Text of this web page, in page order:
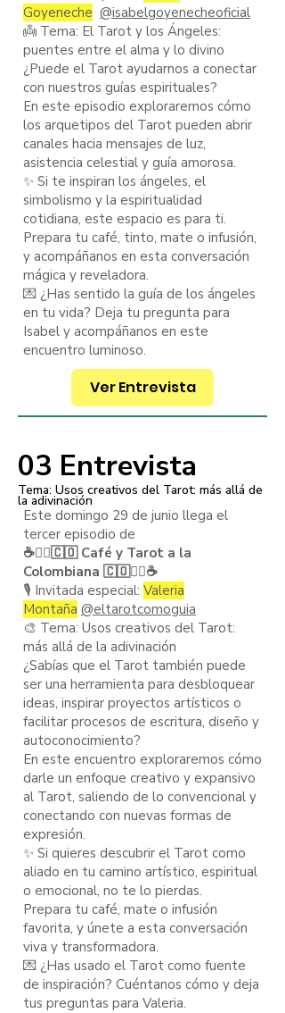
Goyeneche @isabelgoyenecheoficial
👼 Tema: El Tarot y los Ángeles:
puentes entre el alma y lo divino
¿Puede el Tarot ayudarnos a conectar
con nuestros guías espirituales?
En este episodio exploraremos cómo
los arquetipos del Tarot pueden abrir
canales hacia mensajes de luz,
asistencia celestial y guía amorosa.
✨ Si te inspiran los ángeles, el
simbolismo y la espiritualidad
cotidiana, este espacio es para ti.
Prepara tu café, tinto, mate o infusión,
y acompáñanos en esta conversación
mágica y reveladora.
💌 ¿Has sentido la guía de los ángeles
en tu vida? Deja tu pregunta para
Isabel y acompáñanos en este
encuentro luminoso.
Ver Entrevista
03 Entrevista
Tema: Usos creativos del Tarot: más allá de
la adivinación
Este domingo 29 de junio llega el
tercer episodio de
☕️🧙‍♂️🇨🇴 Café y Tarot a la
Colombiana 🇨🇴🧙‍♂️☕️
🎙️ Invitada especial: Valeria
Montaña @eltarotcomoguia
🎨 Tema: Usos creativos del Tarot:
más allá de la adivinación
¿Sabías que el Tarot también puede
ser una herramienta para desbloquear
ideas, inspirar proyectos artísticos o
facilitar procesos de escritura, diseño y
autoconocimiento?
En este encuentro exploraremos cómo
darle un enfoque creativo y expansivo
al Tarot, saliendo de lo convencional y
conectando con nuevas formas de
expresión.
✨ Si quieres descubrir el Tarot como
aliado en tu camino artístico, espiritual
o emocional, no te lo pierdas.
Prepara tu café, mate o infusión
favorita, y únete a esta conversación
viva y transformadora.
💌 ¿Has usado el Tarot como fuente
de inspiración? Cuéntanos cómo y deja
tus preguntas para Valeria.